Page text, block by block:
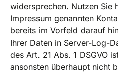
widersprechen. Nutzen Sie
Impressum genannten
bereits im Vorfeld darauf
Ihrer Daten in Server-Log-
des Art. 21 Abs. 1 DSGVO
ansonsten überhaupt nicht